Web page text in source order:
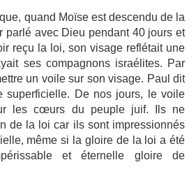
quand Moïse est descendu de la
parlé avec Dieu pendant 40 jours et
reçu la loi, son visage reflétait une
ses compagnons israélites. Par
un voile sur son visage. Paul dit
superficielle. De nos jours, le voile
les cœurs du peuple juif. Ils ne
de la loi car ils sont impressionnés
même si la gloire de la loi a été
et éternelle gloire de